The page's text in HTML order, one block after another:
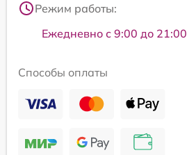
Режим работы:
Ежедневно с 9:00 до 21:00
Способы оплаты